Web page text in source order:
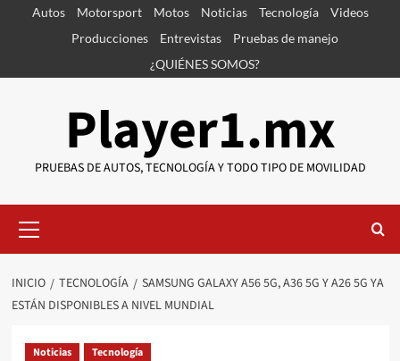
SaltarAutos Motorsport Motos Noticias Tecnología
Videos
Producciones
Entrevistas
Pruebas de manejo
¿QUIÉNES SOMOS?
Player1.mx
PRUEBAS DE AUTOS, TECNOLOGÍA Y TODO TIPO DE MOVILIDAD
primario
INICIO TECNOLOGÍA
SAMSUNG GALAXY A56 5G, A36 5G Y A26 5G YA
ESTÁN DISPONIBLES A NIVEL MUNDIAL
Noticias Tecnología